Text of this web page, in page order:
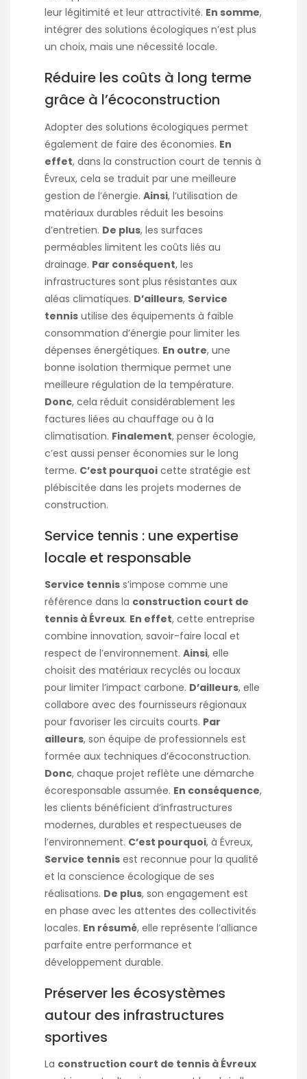
leur légitimité et leur attractivité. En somme,
intégrer des solutions écologiques n’est plus
un choix, mais une nécessité locale.
Réduire les coûts à long terme
grâce à l’écoconstruction
Adopter des solutions écologiques permet
également de faire des économies. En
effet, dans la construction court de tennis à
Évreux, cela se traduit par une meilleure
gestion de l’énergie. Ainsi, l’utilisation de
matériaux durables réduit les besoins
d’entretien. De plus, les surfaces
perméables limitent les coûts liés au
drainage. Par conséquent, les
infrastructures sont plus résistantes aux
aléas climatiques. D’ailleurs, Service
tennis utilise des équipements à faible
consommation d’énergie pour limiter les
dépenses énergétiques. En outre, une
bonne isolation thermique permet une
meilleure régulation de la température.
Donc, cela réduit considérablement les
factures liées au chauffage ou à la
climatisation. Finalement, penser écologie,
c’est aussi penser économies sur le long
terme. C’est pourquoi cette stratégie est
plébiscitée dans les projets modernes de
construction.
Service tennis : une expertise
locale et responsable
Service tennis s’impose comme une
référence dans la construction court de
tennis à Évreux. En effet, cette entreprise
combine innovation, savoir-faire local et
respect de l’environnement. Ainsi, elle
choisit des matériaux recyclés ou locaux
pour limiter l’impact carbone. D’ailleurs, elle
collabore avec des fournisseurs régionaux
pour favoriser les circuits courts. Par
ailleurs, son équipe de professionnels est
formée aux techniques d’écoconstruction.
Donc, chaque projet reflète une démarche
écoresponsable assumée. En conséquence,
les clients bénéficient d’infrastructures
modernes, durables et respectueuses de
l’environnement. C’est pourquoi, à Évreux,
Service tennis est reconnue pour la qualité
et la conscience écologique de ses
réalisations. De plus, son engagement est
en phase avec les attentes des collectivités
locales. En résumé, elle représente l’alliance
parfaite entre performance et
développement durable.
Préserver les écosystèmes
autour des infrastructures
sportives
La construction court de tennis à Évreux